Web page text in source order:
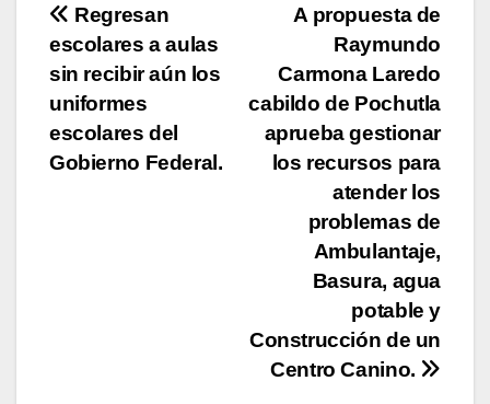
Navegación
de
entradas
A propuesta de
Raymundo
Carmona Laredo
cabildo de Pochutla
aprueba gestionar
los recursos para
atender los
problemas de
Ambulantaje,
Basura, agua
potable y
Construcción de un
Centro Canino.
Regresan
escolares a aulas
sin recibir aún los
uniformes
escolares del
Gobierno Federal.